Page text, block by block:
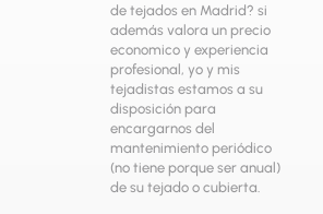
de tejados en Madrid? si
además valora un precio
economico y experiencia
profesional, yo y mis
tejadistas estamos a su
disposición para
encargarnos del
mantenimiento periódico
(no tiene porque ser anual)
de su tejado o cubierta.